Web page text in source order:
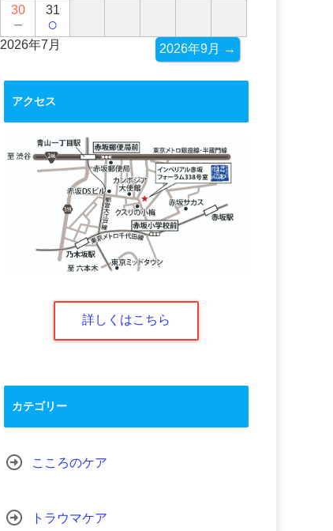
30
－
31
○
2026年7月 2026年9月 →
アクセス
詳しくはこちら
カテゴリー
こころのケア
トラウマケア